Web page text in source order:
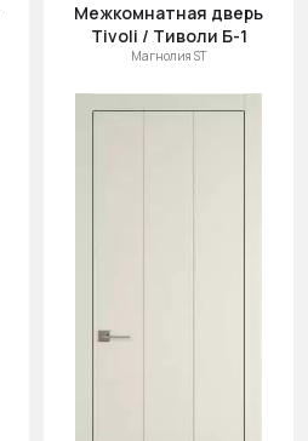
Межкомнатная дверь
Tivoli / Тиволи Б-1
Магнолия ST